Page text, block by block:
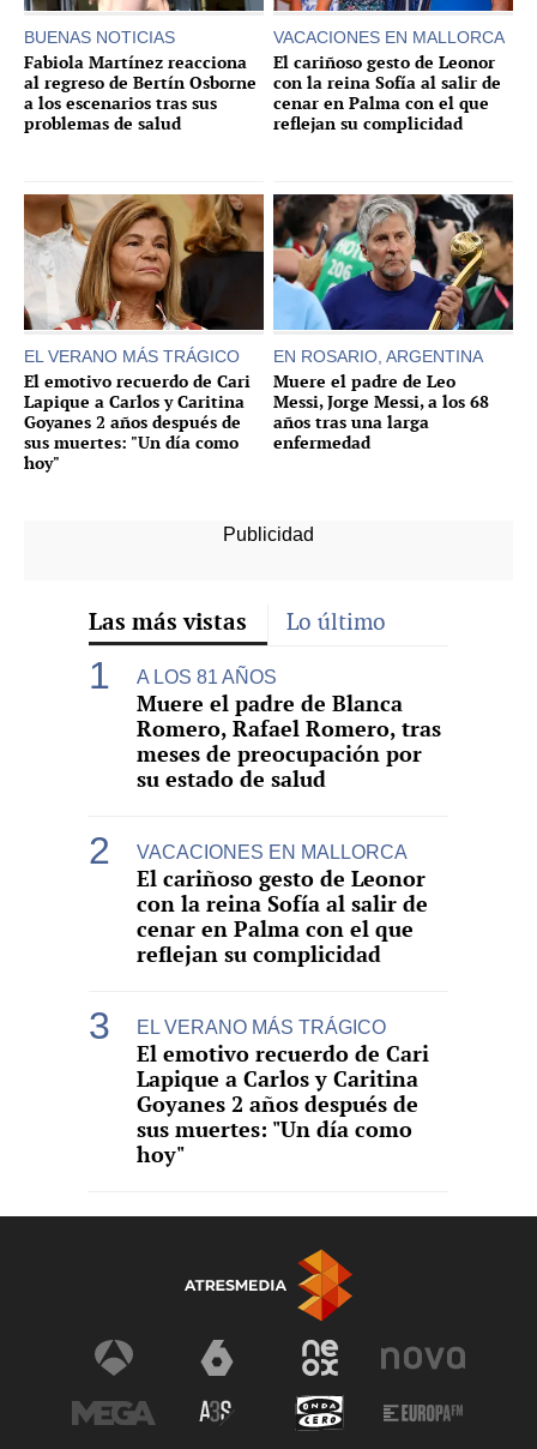
BUENAS NOTICIAS
Fabiola Martínez reacciona
al regreso de Bertín Osborne
a los escenarios tras sus
problemas de salud
VACACIONES EN MALLORCA
El cariñoso gesto de Leonor
con la reina Sofía al salir de
cenar en Palma con el que
reflejan su complicidad
EL VERANO MÁS TRÁGICO
El emotivo recuerdo de Cari
Lapique a Carlos y Caritina
Goyanes 2 años después de
sus muertes: "Un día como
hoy"
EN ROSARIO, ARGENTINA
Muere el padre de Leo
Messi, Jorge Messi, a los 68
años tras una larga
enfermedad
Las más vistas Lo último
A LOS 81 AÑOS
Muere el padre de Blanca
Romero, Rafael Romero, tras
meses de preocupación por
su estado de salud
VACACIONES EN MALLORCA
El cariñoso gesto de Leonor
con la reina Sofía al salir de
cenar en Palma con el que
reflejan su complicidad
EL VERANO MÁS TRÁGICO
El emotivo recuerdo de Cari
Lapique a Carlos y Caritina
Goyanes 2 años después de
sus muertes: "Un día como
hoy"